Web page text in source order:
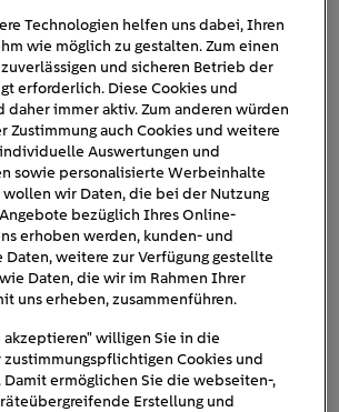
Technologien helfen uns dabei, Ihren
wie möglich zu gestalten. Zum einen
und sicheren Betrieb der
erforderlich. Diese Cookies und
daher immer aktiv. Zum anderen würden
Zustimmung auch Cookies und weitere
Auswertungen und
sowie personalisierte Werbeinhalte
wir Daten, die bei der Nutzung
bezüglich Ihres Online-
erhoben werden, kunden- und
Daten, weitere zur Verfügung gestellte
Daten, die wir im Rahmen Ihrer
uns erheben, zusammenführen.
willigen Sie in die
Cookies und
Damit ermöglichen Sie die webseiten-,
Erstellung und